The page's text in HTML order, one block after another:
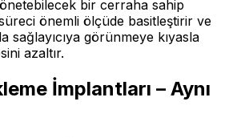
bir cerraha sahip
önemli ölçüde basitleştirir ve
sağlayıcıya görünmeye kıyasla
azaltır.
İmplantları – Aynı